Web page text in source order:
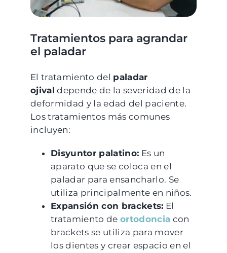
Tratamientos para agrandar
el paladar
El tratamiento del paladar
ojival depende de la severidad de la
deformidad y la edad del paciente.
Los tratamientos más comunes
incluyen:
Disyuntor palatino: Es un
aparato que se coloca en el
paladar para ensancharlo. Se
utiliza principalmente en niños.
Expansión con brackets: El
tratamiento de ortodoncia con
brackets se utiliza para mover
los dientes y crear espacio en el